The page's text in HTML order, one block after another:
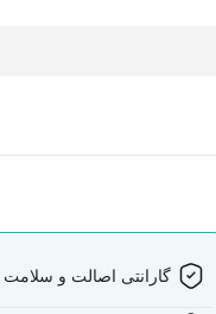
گارانتی اصالت و سلامت